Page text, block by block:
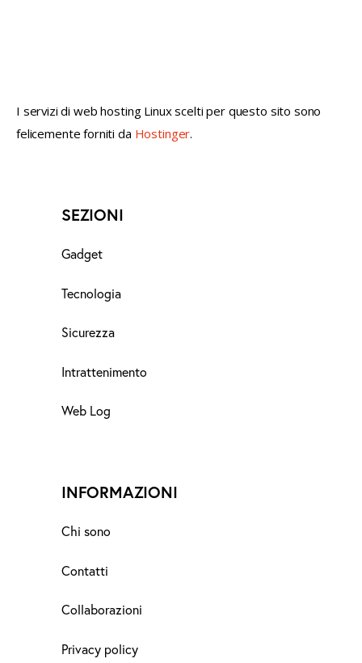
I servizi di web hosting Linux scelti per questo sito sono
felicemente forniti da Hostinger.
SEZIONI
Gadget
Tecnologia
Sicurezza
Intrattenimento
Web Log
INFORMAZIONI
Chi sono
Contatti
Collaborazioni
Privacy policy